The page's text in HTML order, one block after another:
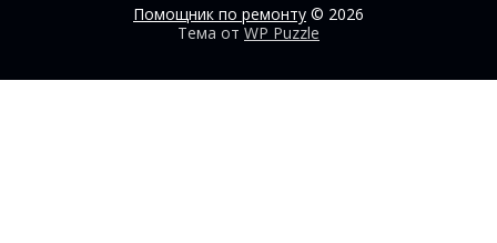
Помощник по ремонту © 2026
Тема от WP Puzzle